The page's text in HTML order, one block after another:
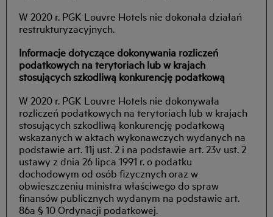
W 2020 r. PGK Louvre Hotels nie dokonała działań
restrukturyzacyjnych.
Informacje dotyczące dokonywania rozliczeń
podatkowych na terytoriach lub w krajach
stosujących szkodliwą konkurencję podatkową
W 2020 r. PGK Louvre Hotels nie dokonywała
rozliczeń podatkowych na terytoriach lub w krajach
stosujących szkodliwą konkurencję podatkową
wskazanych w aktach wykonawczych wydanych na
podstawie art. 11j ust. 2 i na podstawie art. 23v ust. 2
ustawy z dnia 26 lipca 1991 r. o podatku
dochodowym od osób fizycznych oraz w
obwieszczeniu ministra właściwego do spraw
finansów publicznych wydanym na podstawie art.
86a § 10 Ordynacji podatkowej.